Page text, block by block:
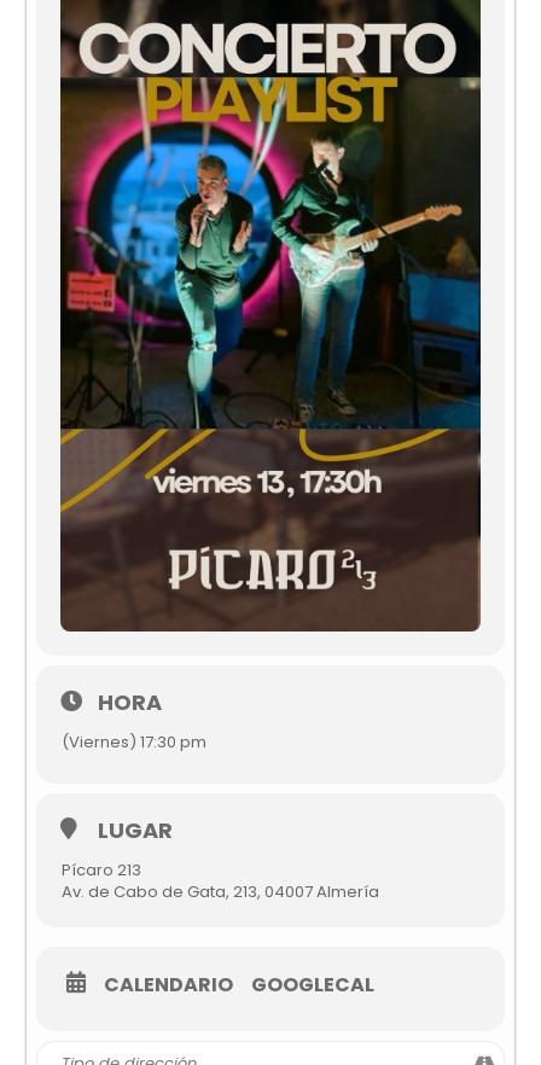
HORA
(Viernes) 17:30 pm
LUGAR
Pícaro 213
Av. de Cabo de Gata, 213, 04007 Almería
CALENDARIO GOOGLECAL